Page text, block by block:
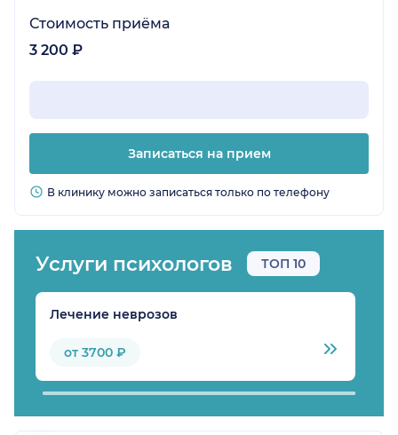
Стоимость приёма
3 200 ₽
Записаться на прием
В клинику можно записаться только по телефону
Услуги психологов ТОП 10
Лечение неврозов
от 3700 ₽